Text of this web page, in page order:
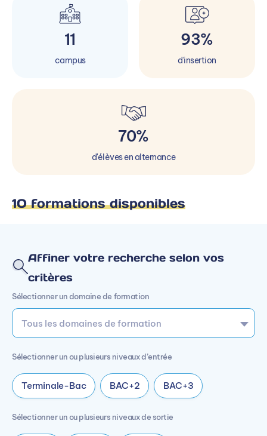
11
campus
93%
d'insertion
70%
d'élèves en alternance
10 formations disponibles
Affiner votre recherche selon vos
critères
Sélectionner un domaine de formation
Sélectionner un ou plusieurs niveaux d’entrée
Terminale-Bac BAC+2 BAC+3
Sélectionner un ou plusieurs niveaux de sortie